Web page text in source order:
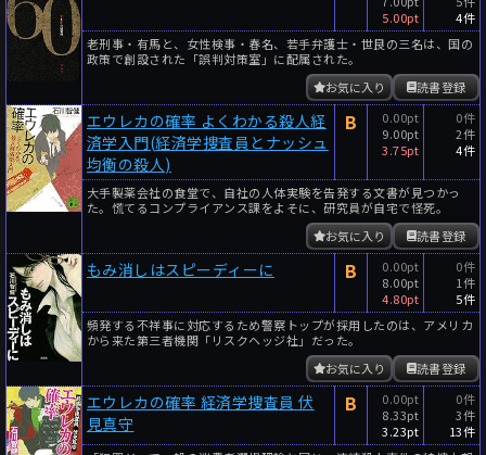
5.00pt
4件
老刑事・有馬と、女性検事・春名、若手弁護士・世良の三名は、国の
政策で創設された「誤判対策室」に配属された。
読書登録
お気に入り
エウレカの確率 よくわかる殺人経
済学入門(経済学捜査員とナッシュ
均衡の殺人)
B
0.00pt
9.00pt
3.75pt
0件
2件
4件
大手製薬会社の食堂で、自社の人体実験を告発する文書が見つかっ
た。慌てるコンプライアンス課をよそに、研究員が自宅で怪死。
読書登録
お気に入り
もみ消しはスピーディーに B
0.00pt
8.00pt
4.80pt
0件
1件
5件
頻発する不祥事に対応するため警察トップが採用したのは、アメリカ
から来た第三者機関「リスクヘッジ社」だった。
読書登録
お気に入り
エウレカの確率 経済学捜査員 伏
見真守
B
0.00pt
8.33pt
3.23pt
0件
3件
13件